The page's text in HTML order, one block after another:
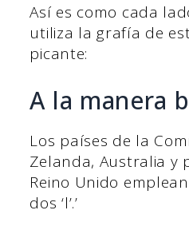
Así es como cada
utiliza la grafía de
picante:
A la manera
Los países de la
Zelanda, Australia y
Reino Unido
dos ‘l’.’